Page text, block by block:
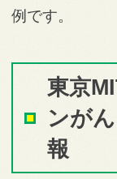
例です。
東京
ンが
報